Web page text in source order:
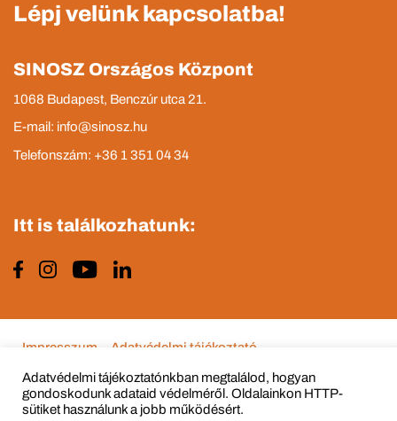
Lépj velünk kapcsolatba!
SINOSZ Országos Központ
1068 Budapest, Benczúr utca 21.
E-mail: info@sinosz.hu
Telefonszám: +36 1 351 04 34
Itt is találkozhatunk:
Impresszum Adatvédelmi tájékoztató
Adatvédelmi tájékoztatónkban megtalálod, hogyan
gondoskodunk adataid védelméről. Oldalainkon HTTP-
sütiket használunk a jobb működésért.